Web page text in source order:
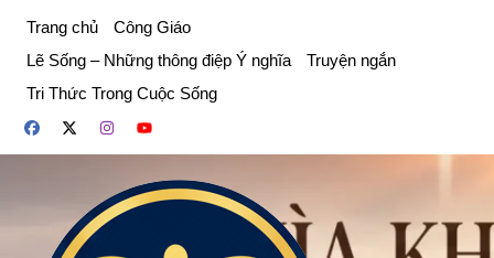
phần
dung
Trang chủ
Công Giáo
Lẽ Sống – Những thông điệp Ý nghĩa
Truyện ngắn
Tri Thức Trong Cuộc Sống